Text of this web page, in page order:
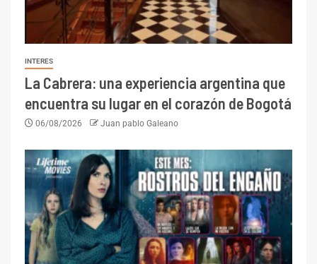
INTERES
La Cabrera: una experiencia argentina que
encuentra su lugar en el corazón de Bogotá
06/08/2026 Juan pablo Galeano